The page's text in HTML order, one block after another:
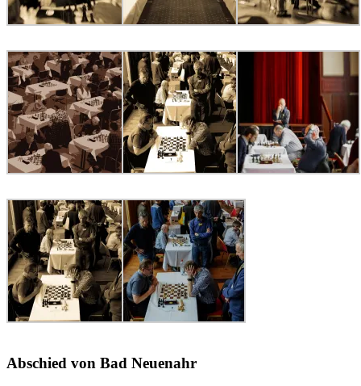
Abschied von Bad Neuenahr